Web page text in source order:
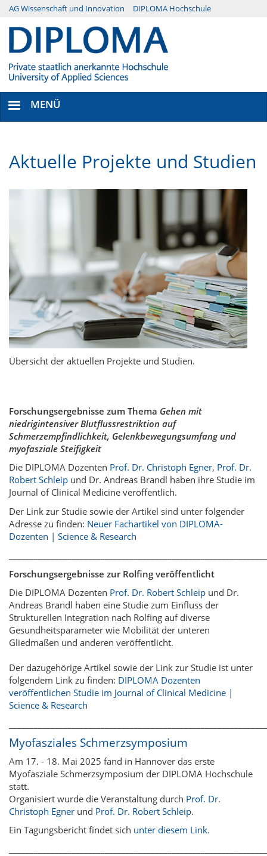
Direkt
Inhalt
Secondary
AG Wissenschaft und Innovation DIPLOMA Hochschule
MENÜ
Aktuelle Projekte und Studien
Übersicht der aktuellen Projekte und Studien.
Forschungsergebnisse zum Thema Gehen mit
niedrigintensiver Blutflussrestriktion auf
Schmerzempfindlichkeit, Gelenkbewegungsumfang und
myofasziale Steifigkeit
Die DIPLOMA Dozenten Prof. Dr. Christoph Egner, Prof. Dr.
Robert Schleip und Dr. Andreas Brandl haben ihre Studie im
Journal of Clinical Medicine veröffentlich.
Der Link zur Studie sowie der Artikel sind unter folgender
Adresse zu finden: Neuer Fachartikel von DIPLOMA-
Dozenten | Science & Research
Forschungsergebnisse zur Rolfing veröffentlicht
Die DIPLOMA Dozenten Prof. Dr. Robert Schleip und Dr.
Andreas Brandl haben eine Studie zum Einfluss der
Strukturellen Integration nach Rolfing auf diverse
Gesundheitsparameter wie Mobilität der unteren
Gliedmaßen und anderen veröffentlicht.
Der dazugehörige Artikel sowie der Link zur Studie ist unter
folgendem Link zu finden: DIPLOMA Dozenten
veröffentlichen Studie im Journal of Clinical Medicine |
Science & Research
Myofasziales Schmerzsymposium
Am 17. - 18. Mai 2025 fand in Hannover das erste
Myofasziale Schmerzsymposium der DIPLOMA Hochschule
statt.
Organisiert wurde die Veranstaltung durch Prof. Dr.
Christoph Egner und Prof. Dr. Robert Schleip.
Ein Tagungsbericht findet sich unter diesem Link.